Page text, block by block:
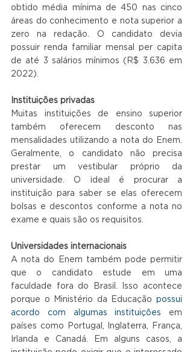
obtido média mínima de 450 nas cinco
áreas do conhecimento e nota superior a
zero na redação. O candidato devia
possuir renda familiar mensal per capita
de até 3 salários mínimos (R$ 3.636 em
2022).
Instituições privadas
Muitas instituições de ensino superior
também oferecem desconto nas
mensalidades utilizando a nota do Enem.
Geralmente, o candidato não precisa
prestar um vestibular próprio da
universidade. O ideal é procurar a
instituição para saber se elas oferecem
bolsas e descontos conforme a nota no
exame e quais são os requisitos.
Universidades internacionais
A nota do Enem também pode permitir
que o candidato estude em uma
faculdade fora do Brasil. Isso acontece
porque o Ministério da Educação possui
acordo com algumas instituições em
países como Portugal, Inglaterra, França,
Irlanda e Canadá. Em alguns casos, a